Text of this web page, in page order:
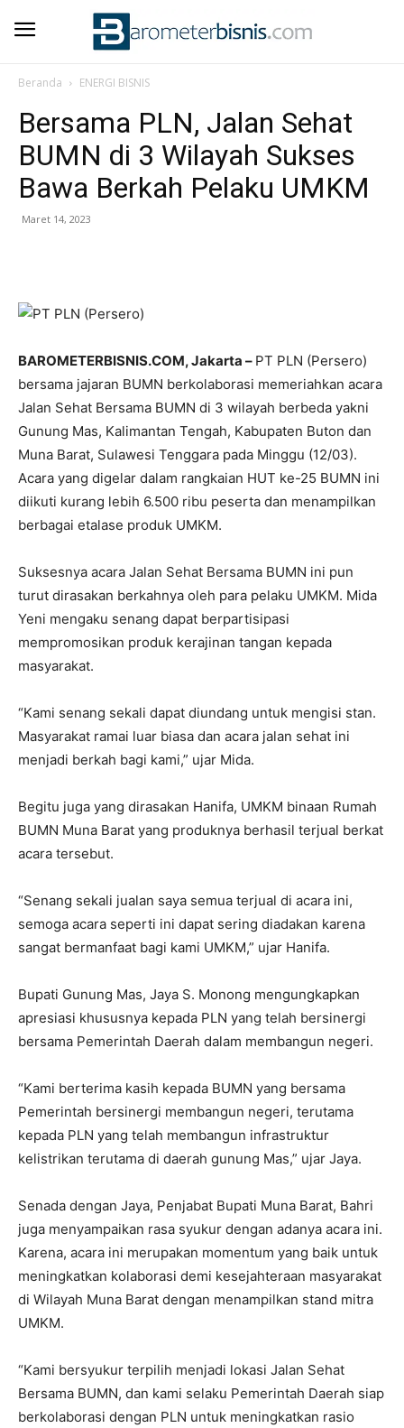
Beranda ENERGI BISNIS
Bersama PLN, Jalan Sehat
BUMN di 3 Wilayah Sukses
Bawa Berkah Pelaku UMKM
Maret 14, 2023
BAROMETERBISNIS.COM, Jakarta – PT PLN (Persero)
bersama jajaran BUMN berkolaborasi memeriahkan acara
Jalan Sehat Bersama BUMN di 3 wilayah berbeda yakni
Gunung Mas, Kalimantan Tengah, Kabupaten Buton dan
Muna Barat, Sulawesi Tenggara pada Minggu (12/03).
Acara yang digelar dalam rangkaian HUT ke-25 BUMN ini
diikuti kurang lebih 6.500 ribu peserta dan menampilkan
berbagai etalase produk UMKM.
Suksesnya acara Jalan Sehat Bersama BUMN ini pun
turut dirasakan berkahnya oleh para pelaku UMKM. Mida
Yeni mengaku senang dapat berpartisipasi
mempromosikan produk kerajinan tangan kepada
masyarakat.
“Kami senang sekali dapat diundang untuk mengisi stan.
Masyarakat ramai luar biasa dan acara jalan sehat ini
menjadi berkah bagi kami,” ujar Mida.
Begitu juga yang dirasakan Hanifa, UMKM binaan Rumah
BUMN Muna Barat yang produknya berhasil terjual berkat
acara tersebut.
“Senang sekali jualan saya semua terjual di acara ini,
semoga acara seperti ini dapat sering diadakan karena
sangat bermanfaat bagi kami UMKM,” ujar Hanifa.
Bupati Gunung Mas, Jaya S. Monong mengungkapkan
apresiasi khususnya kepada PLN yang telah bersinergi
bersama Pemerintah Daerah dalam membangun negeri.
“Kami berterima kasih kepada BUMN yang bersama
Pemerintah bersinergi membangun negeri, terutama
kepada PLN yang telah membangun infrastruktur
kelistrikan terutama di daerah gunung Mas,” ujar Jaya.
Senada dengan Jaya, Penjabat Bupati Muna Barat, Bahri
juga menyampaikan rasa syukur dengan adanya acara ini.
Karena, acara ini merupakan momentum yang baik untuk
meningkatkan kolaborasi demi kesejahteraan masyarakat
di Wilayah Muna Barat dengan menampilkan stand mitra
UMKM.
“Kami bersyukur terpilih menjadi lokasi Jalan Sehat
Bersama BUMN, dan kami selaku Pemerintah Daerah siap
berkolaborasi dengan PLN untuk meningkatkan rasio